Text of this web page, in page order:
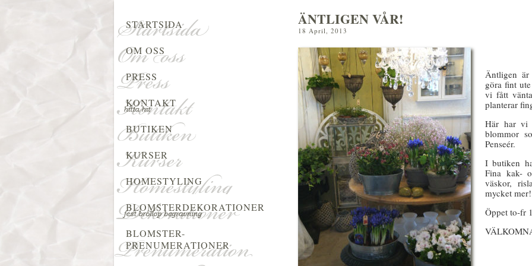
ÄNTLIGEN VÅR!
18 April, 2013
Äntligen
göra fint
vi fått
planterar
Här har vi
blommor
Penseér.
I butiken
Fina kak-
väskor,
mycket mer!
Öppet to-fr
STARTSIDA
OM OSS
PRESS
KONTAKT
BUTIKEN
KURSER
HOMESTYLING
BLOMSTERDEKORATIONER
BLOMSTER-
PRENUMERATIONER